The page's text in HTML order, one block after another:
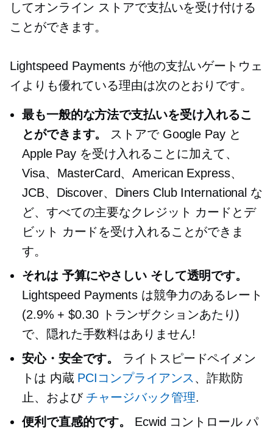
してオンライン ストアで支払いを受け付ける
ことができます。
Lightspeed Payments が他の支払いゲートウェ
イよりも優れている理由は次のとおりです。
最も一般的な方法で支払いを受け入れるこ
とができます。
ストアで Google Pay と
Apple Pay を受け入れることに加えて、
Visa、MasterCard、American Express、
JCB、Discover、Diners Club International な
ど、すべての主要なクレジット カードとデ
ビット カードを受け入れることができま
す。
それは 予算にやさしいそして透明です。
Lightspeed Payments は競争力のあるレート
(2.9% + $0.30 トランザクションあたり)
で、隠れた手数料はありません!
安心・安全です。
ライトスピードペイメン
トは 内蔵 PCIコンプライアンス 、詐欺防
止、および チャージバック管理.
便利で直感的です。
Ecwid コントロール パ